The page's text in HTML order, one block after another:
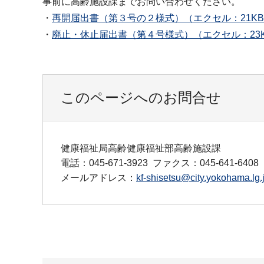
・ 再開届出書（第３号の２様式）（エクセル：21KB
・ 廃止・休止届出書（第４号様式）（エクセル：
このページへのお問合せ
健康福祉局高齢健康福祉部高齢施設課
電話：045-671-3923 ファクス：045-641-6408
メールアドレス： kf-